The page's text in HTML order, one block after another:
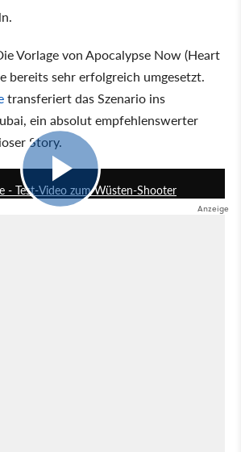
Vorlage von Apocalypse Now (Heart
bereits sehr erfolgreich umgesetzt.
transferiert das Szenario ins
ein absolut empfehlenswerter
Story.
- Test-Video zum Wüsten-Shooter